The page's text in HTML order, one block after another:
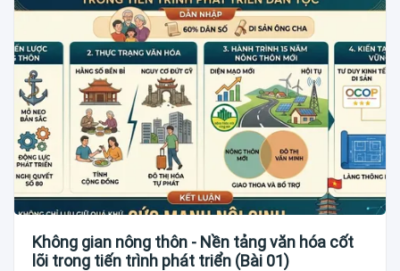
Không gian nông thôn - Nền tảng văn hóa cốt
lõi trong tiến trình phát triển (Bài 01)